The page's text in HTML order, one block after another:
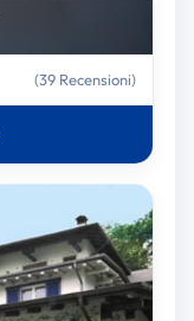
(39 Recensioni)